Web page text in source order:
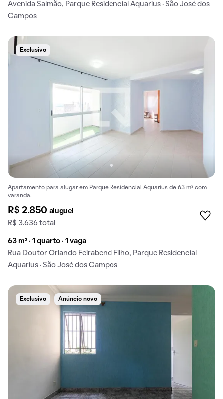
Avenida Salmão, Parque Residencial Aquarius · São José dos
Campos
Exclusivo
Apartamento para alugar em Parque Residencial Aquarius de 63 m² com
varanda.
R$ 2.850 aluguel
R$ 3.636 total
63 m² · 1 quarto · 1 vaga
Rua Doutor Orlando Feirabend Filho, Parque Residencial
Aquarius · São José dos Campos
Exclusivo Anúncio novo